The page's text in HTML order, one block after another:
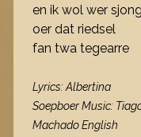
en ik wol wer
oer dat riedsel
fan twa tegearre
Lyrics: Albertina
Soepboer Music:
Machado English